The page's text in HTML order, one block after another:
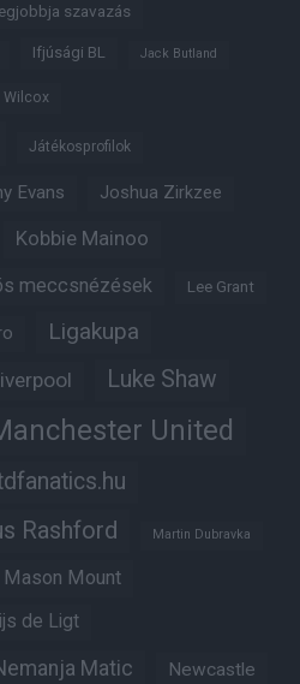
szavazás
Ifjúsági BL Jack Butland
Wilcox
Játékosprofilok
Evans Joshua Zirkzee
Kobbie Mainoo
meccsnézések Lee Grant
Ligakupa
Luke Shaw
United
Rashford Martin Dubravka
Mason Mount
de Ligt
Matic Newcastle